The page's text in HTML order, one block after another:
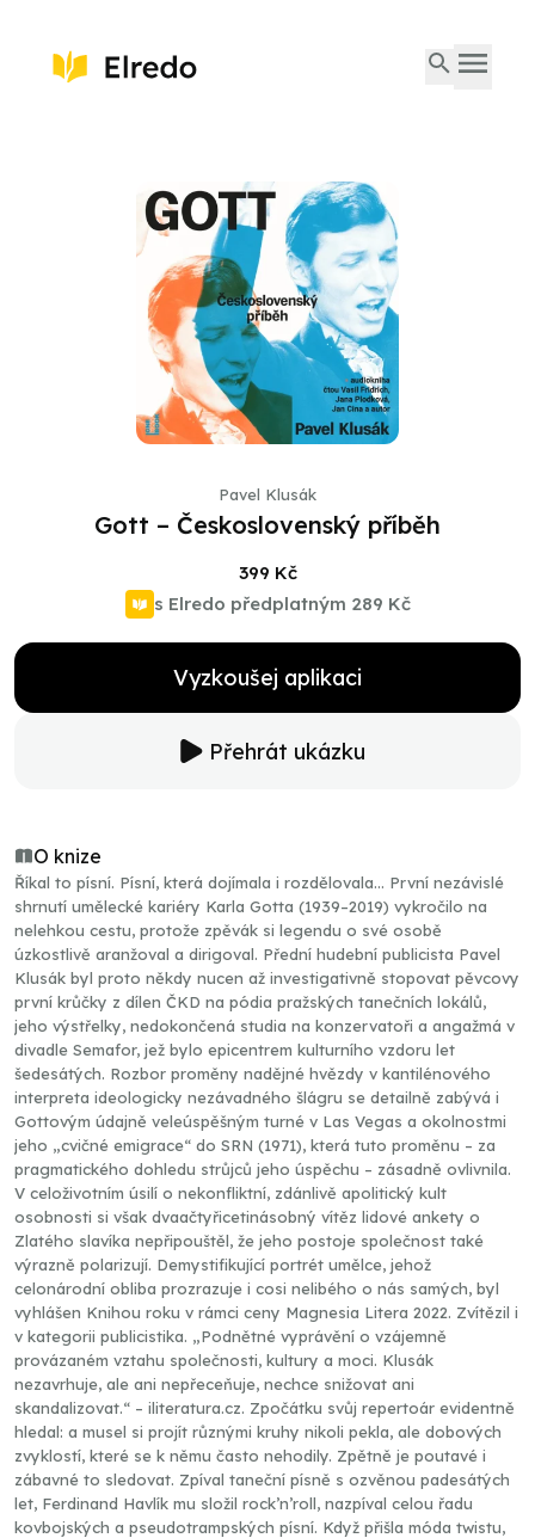
Pavel Klusák
Gott – Československý příběh
399 Kč
s Elredo předplatným 289 Kč
Vyzkoušej aplikaci
Přehrát ukázku
O knize
Říkal to písní. Písní, která dojímala i rozdělovala… První nezávislé
shrnutí umělecké kariéry Karla Gotta (1939–2019) vykročilo na
nelehkou cestu, protože zpěvák si legendu o své osobě
úzkostlivě aranžoval a dirigoval. Přední hudební publicista Pavel
Klusák byl proto někdy nucen až investigativně stopovat pěvcovy
první krůčky z dílen ČKD na pódia pražských tanečních lokálů,
jeho výstřelky, nedokončená studia na konzervatoři a angažmá v
divadle Semafor, jež bylo epicentrem kulturního vzdoru let
šedesátých. Rozbor proměny nadějné hvězdy v kantilénového
interpreta ideologicky nezávadného šlágru se detailně zabývá i
Gottovým údajně veleúspěšným turné v Las Vegas a okolnostmi
jeho „cvičné emigrace“ do SRN (1971), která tuto proměnu – za
pragmatického dohledu strůjců jeho úspěchu – zásadně ovlivnila.
V celoživotním úsilí o nekonfliktní, zdánlivě apolitický kult
osobnosti si však dvaačtyřicetinásobný vítěz lidové ankety o
Zlatého slavíka nepřipouštěl, že jeho postoje společnost také
výrazně polarizují. Demystifikující portrét umělce, jehož
celonárodní obliba prozrazuje i cosi nelibého o nás samých, byl
vyhlášen Knihou roku v rámci ceny Magnesia Litera 2022. Zvítězil i
v kategorii publicistika. „Podnětné vyprávění o vzájemně
provázaném vztahu společnosti, kultury a moci. Klusák
nezavrhuje, ale ani nepřeceňuje, nechce snižovat ani
skandalizovat.“ – iliteratura.cz. Zpočátku svůj repertoár evidentně
hledal: a musel si projít různými kruhy nikoli pekla, ale dobových
zvyklostí, které se k němu často nehodily. Zpětně je poutavé i
zábavné to sledovat. Zpíval taneční písně s ozvěnou padesátých
let, Ferdinand Havlík mu složil rock’n’roll, nazpíval celou řadu
kovbojských a pseudotrampských písní. Když přišla móda twistu,